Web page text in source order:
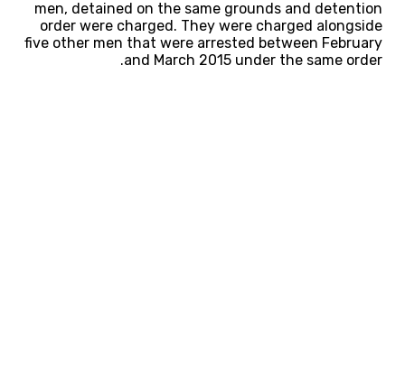
men, detained on the same grounds and detention
order were charged. They were charged alongside
five other men that were arrested between February
and March 2015 under the same order.